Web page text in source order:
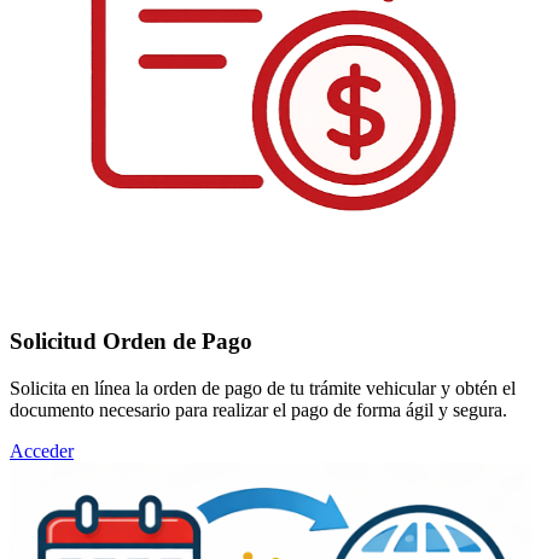
Solicitud Orden de Pago
Solicita en línea la orden de pago de tu trámite vehicular y obtén el
documento necesario para realizar el pago de forma ágil y segura.
Acceder